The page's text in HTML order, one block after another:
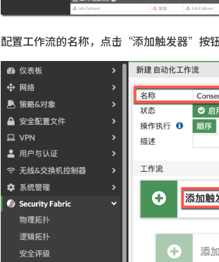
配置工作流的名称，点击“添加触发器”按